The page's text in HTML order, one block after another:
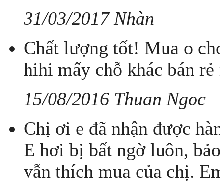
31/03/2017 Nhàn
Chất lượng tốt! Mua o
hihi mấy chỗ khác bán
15/08/2016 Thuan Ngoc
Chị ơi e đã nhận được
E hơi bị bất ngờ luôn,
vẫn thích mua của chị.